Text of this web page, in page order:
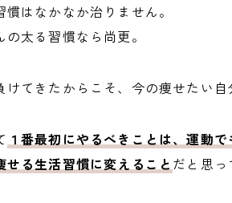
はなかなか治りません。
太る習慣なら尚更。
てきたからこそ、今の痩せたい自
１番最初にやるべきことは、運動
る生活習慣に変えること だと思っ